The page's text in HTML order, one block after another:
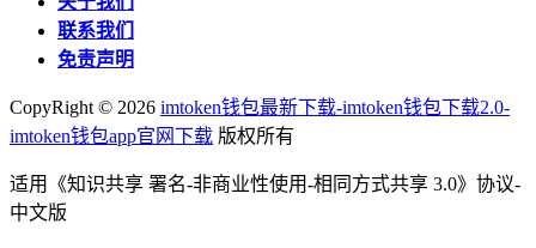
联系我们
免责声明
CopyRight © 2026 imtoken钱包最新下载-imtoken钱包下载2.0-
imtoken钱包app官网下载 版权所有
适用《知识共享 署名-非商业性使用-相同方式共享 3.0》协议-
中文版